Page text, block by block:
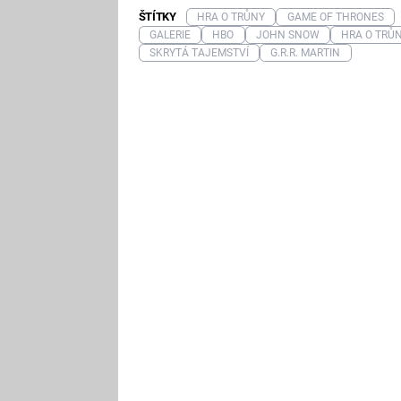
ŠTÍTKY HRA O TRŮNY
GAME OF THRONES
GALERIE
HBO JOHN SNOW
HRA O
SKRYTÁ TAJEMSTVÍ
G.R.R. MARTIN